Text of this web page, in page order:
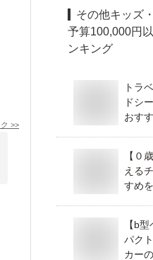
>>
その他キッズ
予算100,000円
ンキング
トラ
ドシ
おす
【０
える
すめ
【b
パク
カー